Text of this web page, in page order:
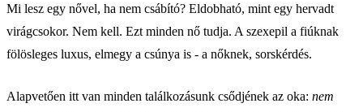
Mi lesz egy nővel, ha nem csábító? Eldobható, mint egy hervadt
virágcsokor. Nem kell. Ezt minden nő tudja. A szexepil a fiúknak
fölösleges luxus, elmegy a csúnya is - a nőknek, sorskérdés.
Alapvetően itt van minden találkozásunk csődjének az oka: nem